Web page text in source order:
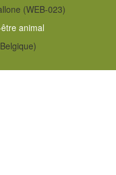
(WEB-023)
animal